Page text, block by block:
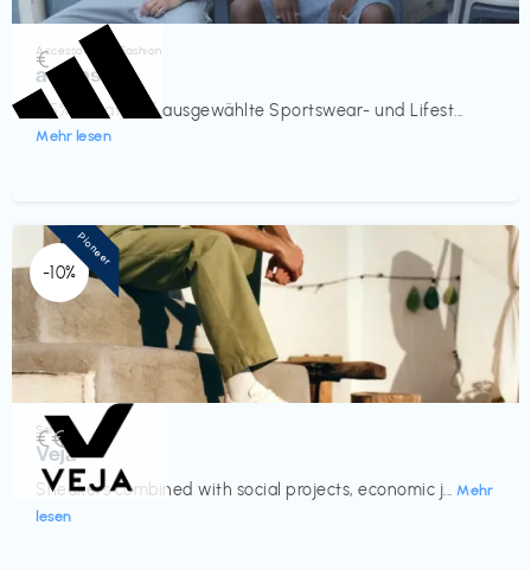
Accessoires & Fashion
adidas
-15% Rabatt auf ausgewählte Sportswear- und Lifest...
Mehr lesen
€‎
-10%
Schuhe
Veja
Sneakers combined with social projects, economic j... Mehr
lesen
€€‎
Pioneer